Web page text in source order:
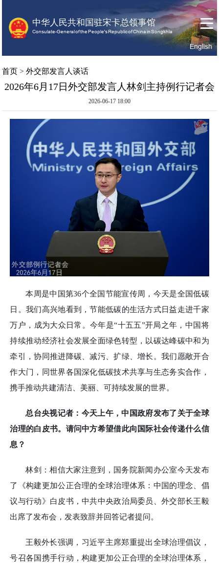
中华人民共和国驻宋卡总领事馆
Consulate-General of the People's Republic of China in Songkhla
我
服
English
首页 >外交部发言人谈话
2026年6月17日外交部发言人林剑主持例行记者会
2026-06-17 18:00
本周是中国第36个全国节能宣传周，今天是全国低碳
日。我们高兴地看到，节能低碳的生活方式日益走进千家
万户，成为大众日常。今年是“十五五”开局之年，中国将
持续推动经济社会发展全面绿色转型，以碳达峰碳中和为
牵引，协同推进降碳、减污、扩绿、增长。我们愿敞开合
作大门，同世界各国深化低碳技术共享与生态务实合作，
携手推动共建清洁、美丽、可持续发展的世界。
总台央视记者：今天上午，中国政府发布了关于全球
治理的白皮书。请问中方希望借此向国际社会传递什么信
息？
林剑：相信大家注意到，国务院新闻办公室今天发布
了《构建更加公正合理的全球治理体系：中国的理念、倡
议与行动》白皮书，中共中央政治局委员、外交部长王毅
出席了发布会，发表致辞并回答记者提问。
王毅外长强调，习近平主席郑重提出全球治理倡议，
号召各国携手行动，构建更加公正合理的全球治理体系，